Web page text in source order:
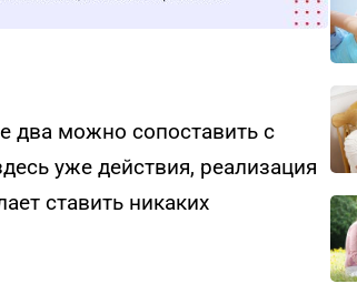
два можно сопоставить с
уже действия, реализация
ставить никаких